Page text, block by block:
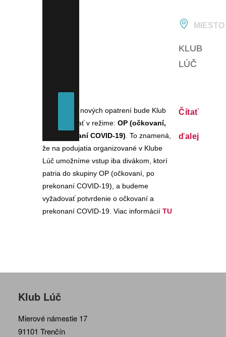
Na základe nových opatrení bude Klub
Lúč fungovať v režime: OP (očkovaní,
po prekonaní COVID-19) . To znamená,
že na podujatia organizované v Klube
Lúč umožníme vstup iba divákom, ktorí
patria do skupiny OP (očkovaní, po
prekonaní COVID-19), a budeme
vyžadovať potvrdenie o očkovaní a
prekonaní COVID-19. Viac informácií TU
MIESTO
KLUB
LÚČ
Čítať
ďalej
Klub Lúč
Mierové námestie 17
91101 Trenčín